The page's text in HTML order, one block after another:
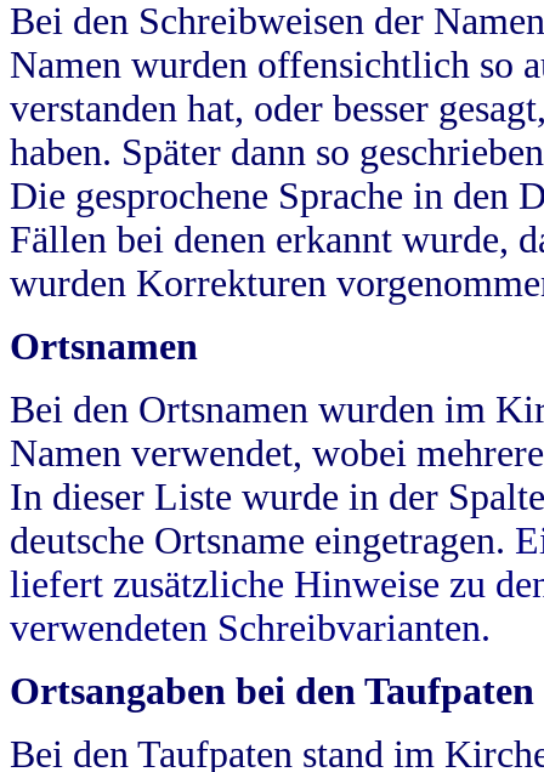
Bei den Schreibweisen der
Namen wurden offensichtlich so
verstanden hat, oder besser
haben. Später dann so
Die gesprochene Sprache in
Fällen bei denen erkannt wurde,
wurden Korrekturen
Ortsnamen
Bei den Ortsnamen wurden im
Namen verwendet, wobei
In dieser Liste wurde in der
deutsche Ortsname eingetragen.
liefert zusätzliche Hinweise zu
verwendeten Schreibvarianten.
Ortsangaben bei den Taufpaten
Bei den Taufpaten stand im